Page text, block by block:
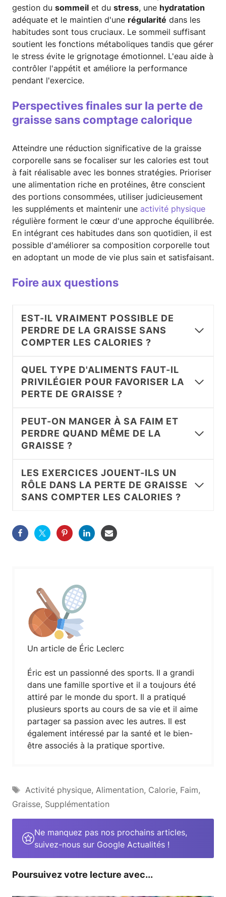
gestion du sommeil et du stress, une hydratation
adéquate et le maintien d'une régularité dans les
habitudes sont tous cruciaux. Le sommeil suffisant
soutient les fonctions métaboliques tandis que gérer
le stress évite le grignotage émotionnel. L'eau aide à
contrôler l'appétit et améliore la performance
pendant l'exercice.
Perspectives finales sur la perte de
graisse sans comptage calorique
Atteindre une réduction significative de la graisse
corporelle sans se focaliser sur les calories est tout
à fait réalisable avec les bonnes stratégies. Prioriser
une alimentation riche en protéines, être conscient
des portions consommées, utiliser judicieusement
les suppléments et maintenir une activité physique
régulière forment le cœur d'une approche équilibrée.
En intégrant ces habitudes dans son quotidien, il est
possible d'améliorer sa composition corporelle tout
en adoptant un mode de vie plus sain et satisfaisant.
Foire aux questions
EST-IL VRAIMENT POSSIBLE DE
PERDRE DE LA GRAISSE SANS
COMPTER LES CALORIES ?
QUEL TYPE D'ALIMENTS FAUT-IL
PRIVILÉGIER POUR FAVORISER LA
PERTE DE GRAISSE ?
PEUT-ON MANGER À SA FAIM ET
PERDRE QUAND MÊME DE LA
GRAISSE ?
LES EXERCICES JOUENT-ILS UN
RÔLE DANS LA PERTE DE GRAISSE
SANS COMPTER LES CALORIES ?
Un article de Éric Leclerc
Éric est un passionné des sports. Il a grandi
dans une famille sportive et il a toujours été
attiré par le monde du sport. Il a pratiqué
plusieurs sports au cours de sa vie et il aime
partager sa passion avec les autres. Il est
également intéressé par la santé et le bien-
être associés à la pratique sportive.
Étiquettes
Activité physique, Alimentation, Calorie, Faim,
Graisse, Supplémentation
Ne manquez pas nos prochains articles,
suivez-nous sur Google Actualités !
Poursuivez votre lecture avec...